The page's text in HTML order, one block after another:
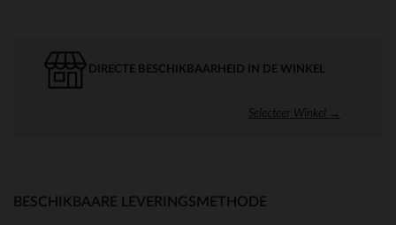
DIRECTE BESCHIKBAARHEID IN DE WINKEL
Selecteer Winkel →
BESCHIKBAARE LEVERINGSMETHODE